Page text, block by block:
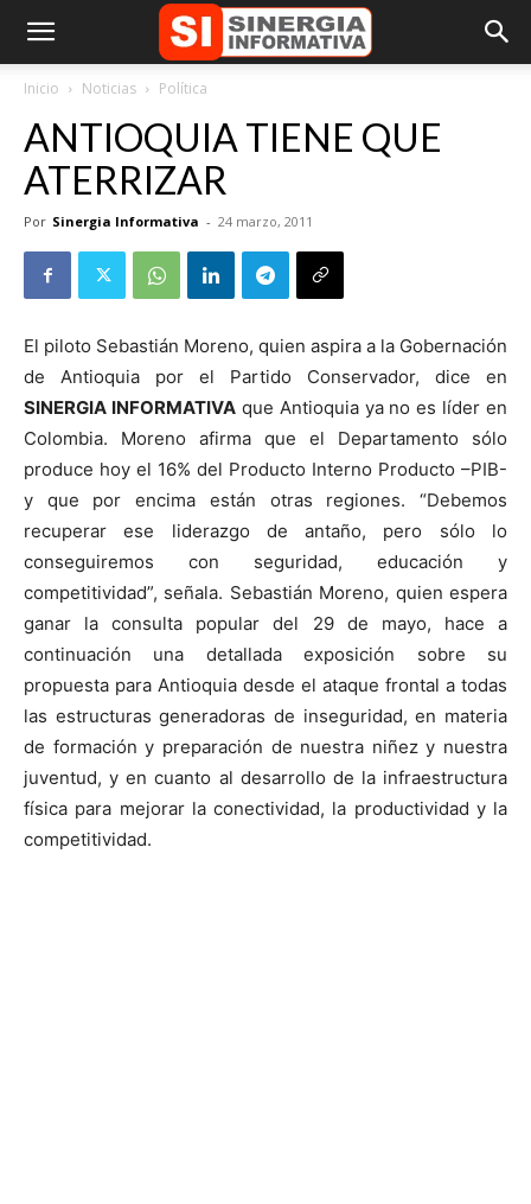
Inicio Noticias Política
ANTIOQUIA TIENE QUE
ATERRIZAR
Por Sinergia Informativa - 24 marzo, 2011
El piloto Sebastián Moreno, quien aspira a la Gobernación
de Antioquia por el Partido Conservador, dice en
SINERGIA INFORMATIVAque Antioquia ya no es líder en
Colombia. Moreno afirma que el Departamento sólo
produce hoy el 16% del Producto Interno Producto –PIB-
y que por encima están otras regiones. “Debemos
recuperar ese liderazgo de antaño, pero sólo lo
conseguiremos con seguridad, educación y
competitividad”, señala. Sebastián Moreno, quien espera
ganar la consulta popular del 29 de mayo, hace a
continuación una detallada exposición sobre su
propuesta para Antioquia desde el ataque frontal a todas
las estructuras generadoras de inseguridad, en materia
de formación y preparación de nuestra niñez y nuestra
juventud, y en cuanto al desarrollo de la infraestructura
física para mejorar la conectividad, la productividad y la
competitividad.